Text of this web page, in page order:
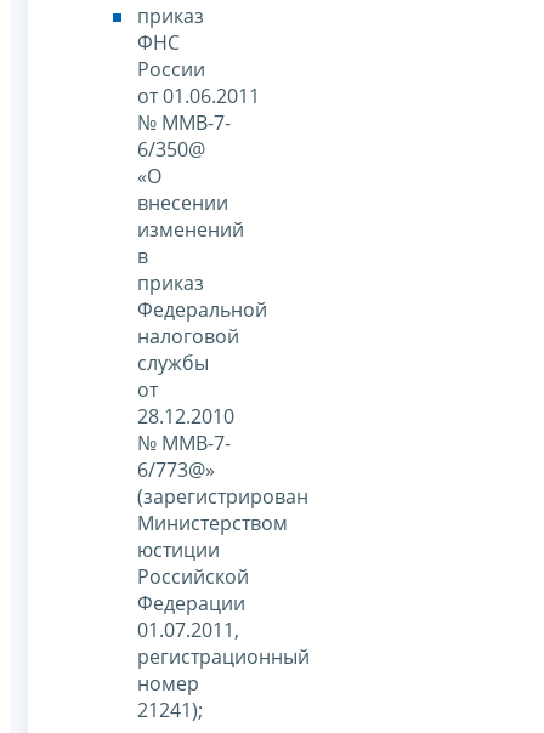
приказ
ФНС
России
от 01.06.2011
№ ММВ-7-
6/350@
«О
внесении
изменений
в
приказ
Федеральной
налоговой
службы
от
28.12.2010
№ ММВ-7-
6/773@»
(зарегистрирован
Министерством
юстиции
Российской
Федерации
01.07.2011,
регистрационный
номер
21241);